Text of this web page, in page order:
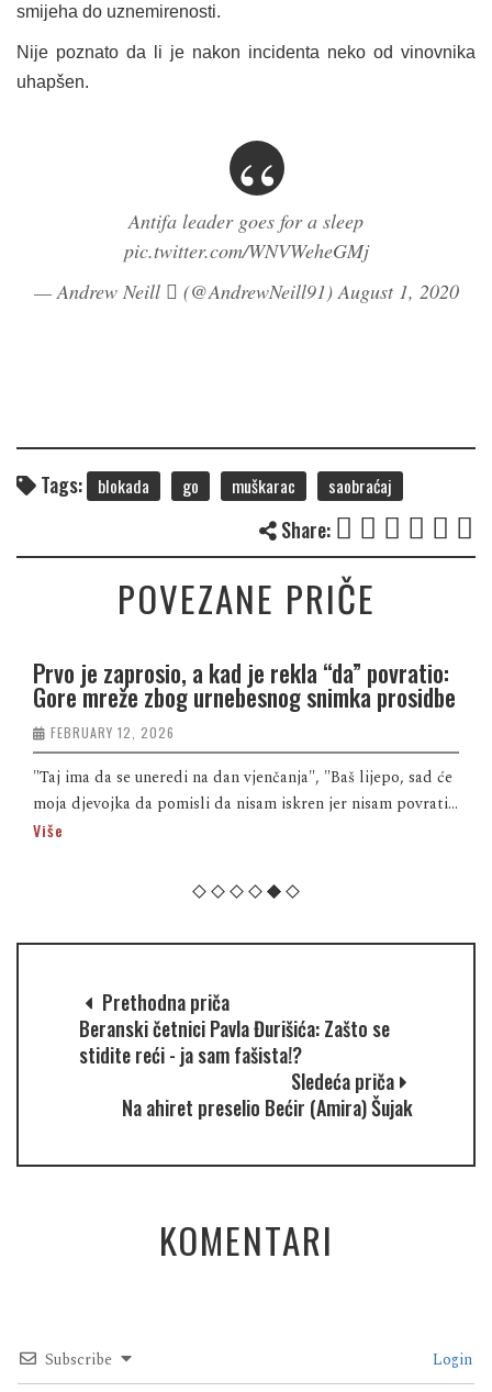
smijeha do uznemirenosti.
Nije poznato da li je nakon incidenta neko od vinovnika
uhapšen.
Antifa leader goes for a sleep
pic.twitter.com/WNVWeheGMj
— Andrew Neill  (@AndrewNeill91) August 1, 2020
Tags: blokada go muškarac saobraćaj
Share:
POVEZANE PRIČE
Prvo je zaprosio, a kad je rekla “da” povratio:
Gore mreže zbog urnebesnog snimka prosidbe
FEBRUARY 12, 2026
"Taj ima da se uneredi na dan vjenčanja", "Baš lijepo, sad će
moja djevojka da pomisli da nisam iskren jer nisam povrati...
Više
Prethodna priča
Beranski četnici Pavla Đurišića: Zašto se
stidite reći - ja sam fašista!?
Sledeća priča
Na ahiret preselio Bećir (Amira) Šujak
KOMENTARI
Subscribe Login